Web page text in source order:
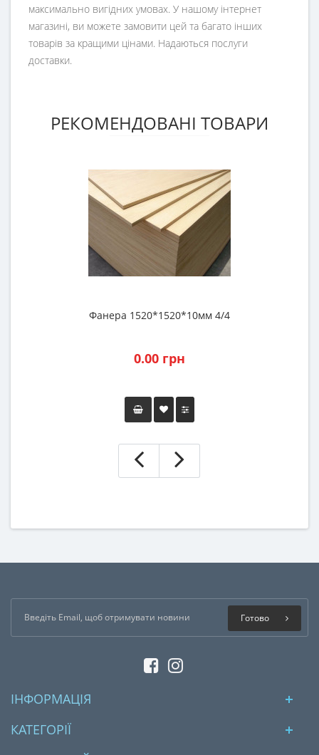
максимально вигідних умовах. У нашому інтернет
магазині, ви можете замовити цей та багато інших
товарів за кращими цінами. Надаються послуги
доставки.
РЕКОМЕНДОВАНІ ТОВАРИ
Фанера 1520*1520*10мм 4/4
0.00 грн
Готово
ІНФОРМАЦІЯ
КАТЕГОРІЇ